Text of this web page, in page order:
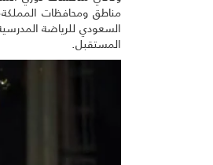
مناطق ومحافظات المملكة،
السعودي للرياضة
المستقبل.